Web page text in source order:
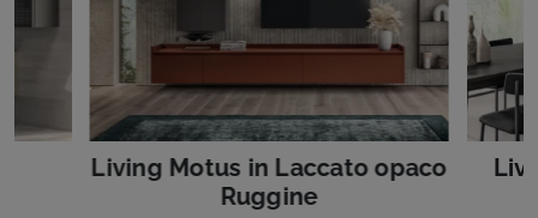
Living Motus in Laccato opaco
Ruggine